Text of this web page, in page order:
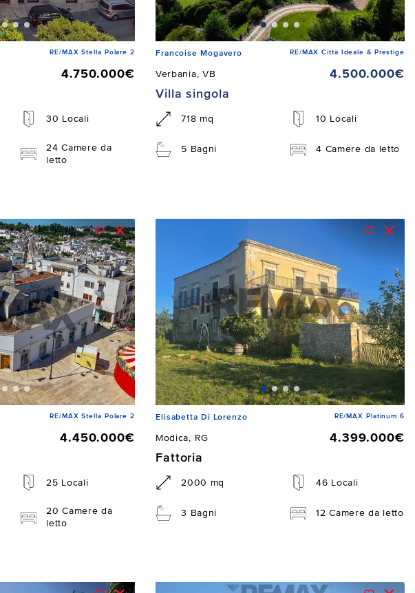
RE/MAX Stella Polare 2
4.750.000€
30 Locali
24 Camere da
letto
Francoise Mogavero RE/MAX Città Ideale & Prestige
Verbania, VB
4.500.000€
Villa singola
718 mq 10 Locali
5 Bagni 4 Camere da letto
RE/MAX Stella Polare 2
4.450.000€
25 Locali
20 Camere da
letto
Elisabetta Di Lorenzo RE/MAX Platinum 6
Modica, RG
4.399.000€
Fattoria
2000 mq 46 Locali
3 Bagni 12 Camere da letto